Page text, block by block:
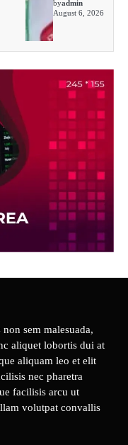
byadmin
August 6, 2026
sem malesuada,
aliquet lobortis dui at
aliquam leo et elit
nec pharetra
facilisis arcu ut
volutpat convallis